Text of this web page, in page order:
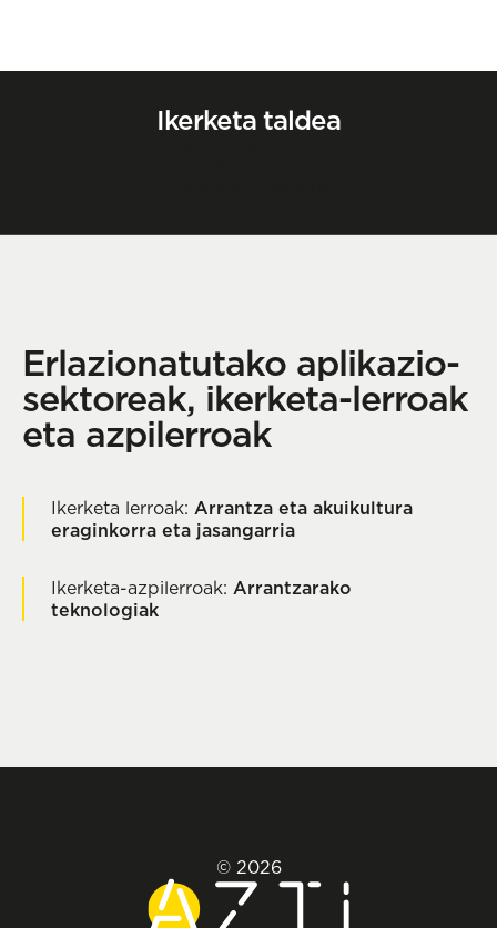
Ikerketa taldea
Erlazionatutako aplikazio-
sektoreak, ikerketa-lerroak
eta azpilerroak
Ikerketa lerroak: Arrantza eta akuikultura
eraginkorra eta jasangarria
Ikerketa-azpilerroak: Arrantzarako
teknologiak
© 2026